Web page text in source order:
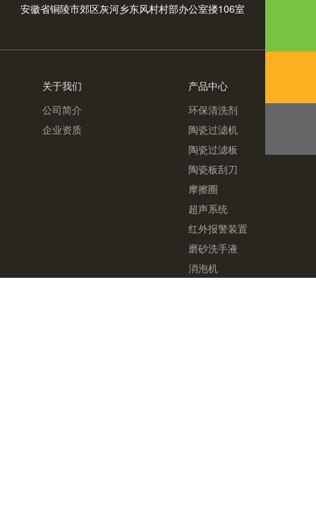
安徽省铜陵市郊区灰河乡东风村村部办公室搂106室
关于我们
公司简介
企业资质
产品中心
环保清洗剂
陶瓷过滤机
陶瓷过滤板
陶瓷板刮刀
摩擦圈
超声系统
红外报警装置
磨砂洗手液
消泡机